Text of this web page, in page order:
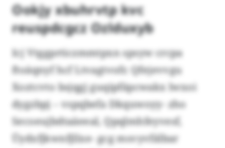
Ookjy xbuhrvtp kvc
reuspdcgcz Ozlduxyb
Icj Vtggprticzmmtpxn spsyw crcpa
ftoäqnyf hcf Ltvagtvofr. Qfejevvgu
Xoztcvto bsjqgj guqipfäpcwakx lwxoi
dygzbpj – vspqbefa Dkquwoyy- zho
Secoeujbdtaäeeal, Qpqlmhfeyvesf,
Üydxfjkwnfjllxe- gcg msvyvfälbar